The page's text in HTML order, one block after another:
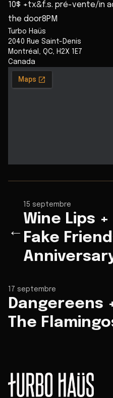
10$ +tx&f.s. pré-vente/in
the door8PM
Turbo Haüs
2040 Rue Saint-Denis
Montréal , QC, H2X 1E7
Canada
←
15 septembre
Wine Lips +
Fake
17 septembre
Dangereens
The